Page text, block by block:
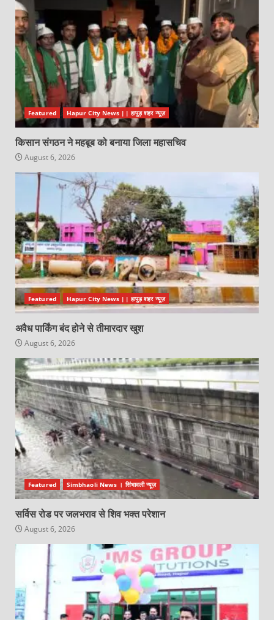
Featured Hapur City News || हापुड़ शहर न्यूज़
किसान संगठन ने महबूब को बनाया जिला महासचिव
August 6, 2026
Featured Hapur City News || हापुड़ शहर न्यूज़
अवैध पार्किंग बंद होने से तीमारदार खुश
August 6, 2026
Featured Simbhaoli News । सिंभावली न्यूज़
सर्विस रोड पर जलभराव से शिव भक्त परेशान
August 6, 2026